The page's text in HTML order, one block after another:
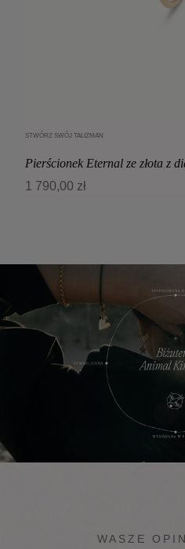
STWÓRZ SWÓJ TALIZMAN
Pierścionek Eternal ze złota z
1 790,00 zł
WASZE